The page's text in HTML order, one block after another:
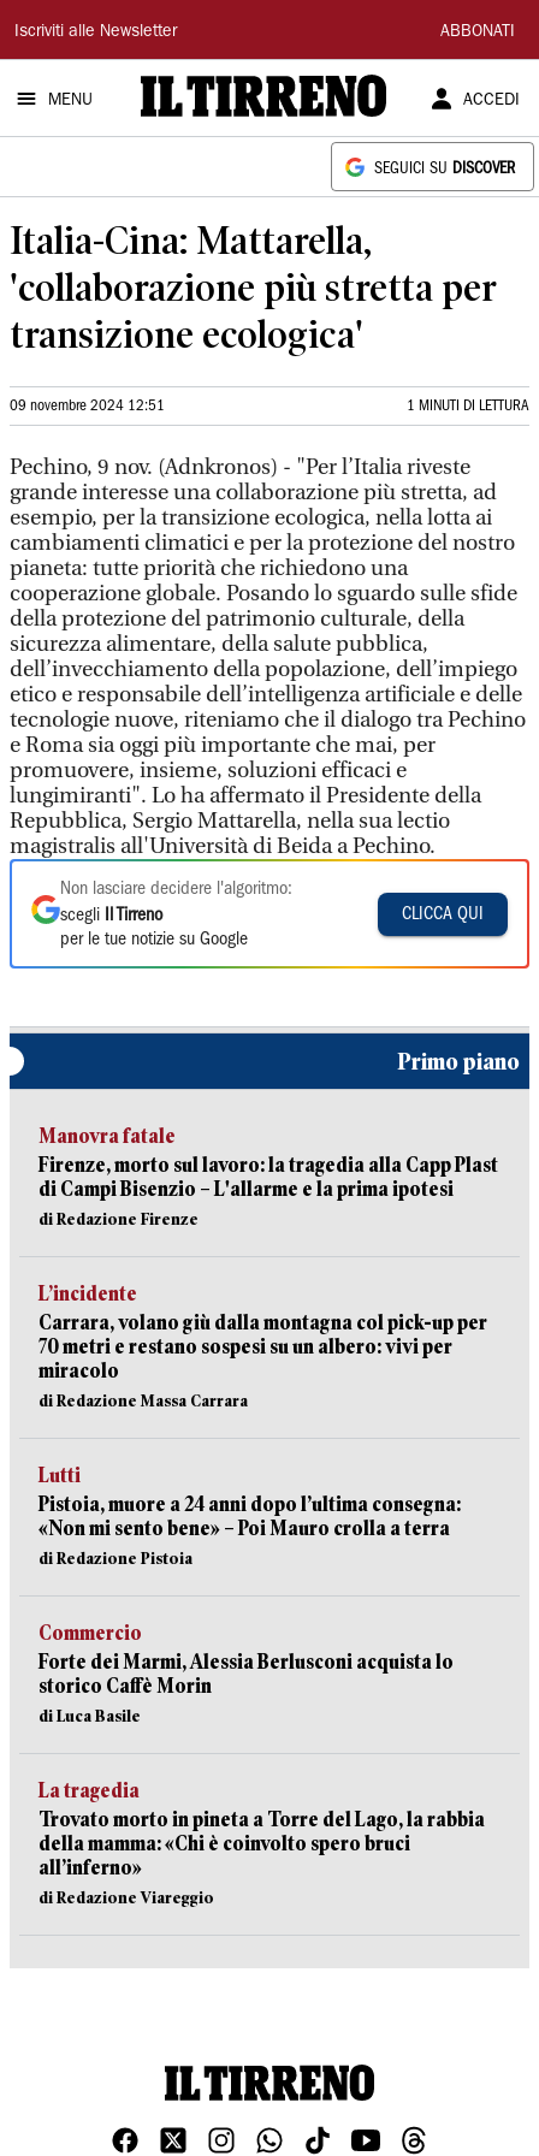
Il
Tirreno
Iscriviti alle Newsletter ABBONATI
MENU ACCEDI
SEGUICI SU DISCOVER
Italia-Cina: Mattarella,
'collaborazione più stretta per
transizione ecologica'
09 novembre 2024 12:51 1 MINUTI DI LETTURA
Pechino, 9 nov. (Adnkronos) - "Per l’Italia riveste
grande interesse una collaborazione più stretta, ad
esempio, per la transizione ecologica, nella lotta ai
cambiamenti climatici e per la protezione del nostro
pianeta: tutte priorità che richiedono una
cooperazione globale. Posando lo sguardo sulle sfide
della protezione del patrimonio culturale, della
sicurezza alimentare, della salute pubblica,
dell’invecchiamento della popolazione, dell’impiego
etico e responsabile dell’intelligenza artificiale e delle
tecnologie nuove, riteniamo che il dialogo tra Pechino
e Roma sia oggi più importante che mai, per
promuovere, insieme, soluzioni efficaci e
lungimiranti". Lo ha affermato il Presidente della
Repubblica, Sergio Mattarella, nella sua lectio
magistralis all'Università di Beida a Pechino.
Non lasciare decidere l'algoritmo:
scegli
Il Tirreno
per le tue notizie su Google
CLICCA QUI
Primo piano
Manovra fatale
Firenze, morto sul lavoro: la tragedia alla Capp Plast
di Campi Bisenzio – L'allarme e la prima ipotesi
di Redazione Firenze
L’incidente
Carrara, volano giù dalla montagna col pick-up per
70 metri e restano sospesi su un albero: vivi per
miracolo
di Redazione Massa Carrara
Lutti
Pistoia, muore a 24 anni dopo l’ultima consegna:
«Non mi sento bene» – Poi Mauro crolla a terra
di Redazione Pistoia
Commercio
Forte dei Marmi, Alessia Berlusconi acquista lo
storico Caffè Morin
di Luca Basile
La tragedia
Trovato morto in pineta a Torre del Lago, la rabbia
della mamma: «Chi è coinvolto spero bruci
all’inferno»
di Redazione Viareggio